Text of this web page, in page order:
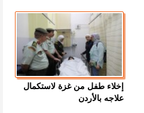
إخلاء طفل من غزة لاستكمال
علاجه بالأردن